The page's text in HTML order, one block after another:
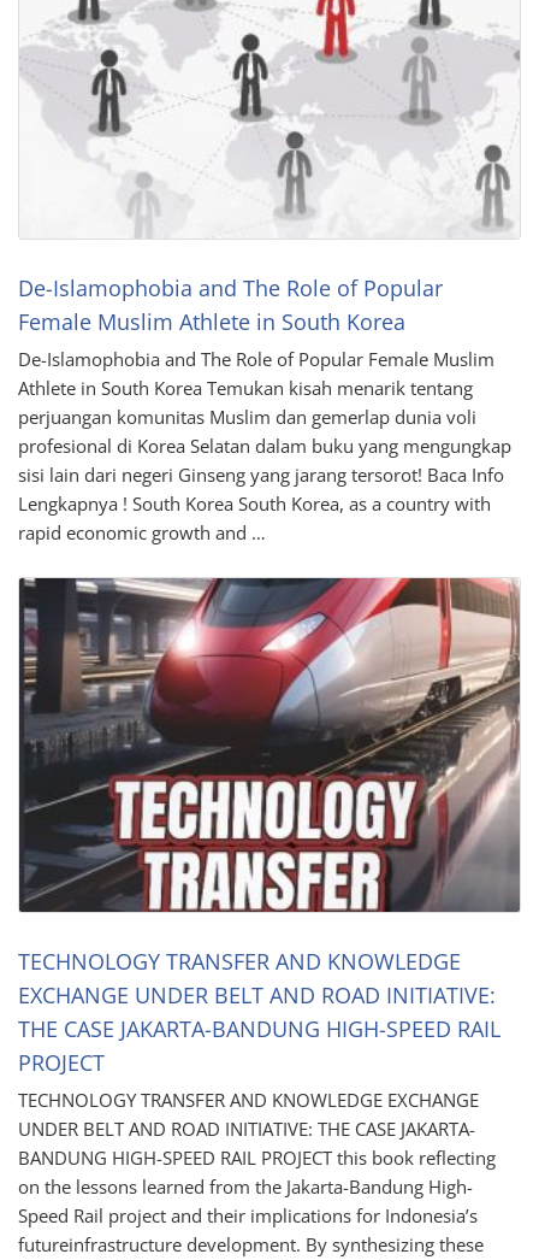
De-Islamophobia and The Role of Popular
Female Muslim Athlete in South Korea
De-Islamophobia and The Role of Popular Female Muslim
Athlete in South Korea Temukan kisah menarik tentang
perjuangan komunitas Muslim dan gemerlap dunia voli
profesional di Korea Selatan dalam buku yang mengungkap
sisi lain dari negeri Ginseng yang jarang tersorot! Baca Info
Lengkapnya ! South Korea South Korea, as a country with
rapid economic growth and …
TECHNOLOGY TRANSFER AND KNOWLEDGE
EXCHANGE UNDER BELT AND ROAD INITIATIVE:
THE CASE JAKARTA-BANDUNG HIGH-SPEED RAIL
PROJECT
TECHNOLOGY TRANSFER AND KNOWLEDGE EXCHANGE
UNDER BELT AND ROAD INITIATIVE: THE CASE JAKARTA-
BANDUNG HIGH-SPEED RAIL PROJECT this book reflecting
on the lessons learned from the Jakarta-Bandung High-
Speed Rail project and their implications for Indonesia’s
futureinfrastructure development. By synthesizing these